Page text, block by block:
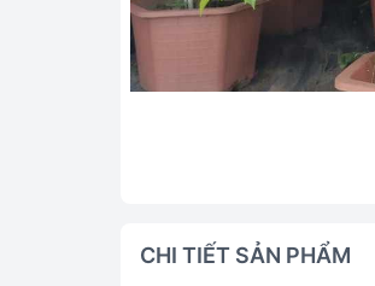
CHI TIẾT SẢN PHẨM